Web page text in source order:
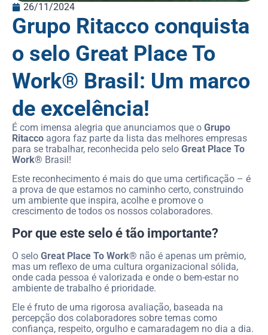
26/11/2024
Grupo Ritacco conquista
o selo Great Place To
Work® Brasil: Um marco
de excelência!
É com imensa alegria que anunciamos que o Grupo
Ritacco agora faz parte da lista das melhores empresas
para se trabalhar, reconhecida pelo selo Great Place To
Work® Brasil!
Este reconhecimento é mais do que uma certificação – é
a prova de que estamos no caminho certo, construindo
um ambiente que inspira, acolhe e promove o
crescimento de todos os nossos colaboradores.
Por que este selo é tão importante?
O selo Great Place To Work® não é apenas um prêmio,
mas um reflexo de uma cultura organizacional sólida,
onde cada pessoa é valorizada e onde o bem-estar no
ambiente de trabalho é prioridade.
Ele é fruto de uma rigorosa avaliação, baseada na
percepção dos colaboradores sobre temas como
confiança, respeito, orgulho e camaradagem no dia a dia.